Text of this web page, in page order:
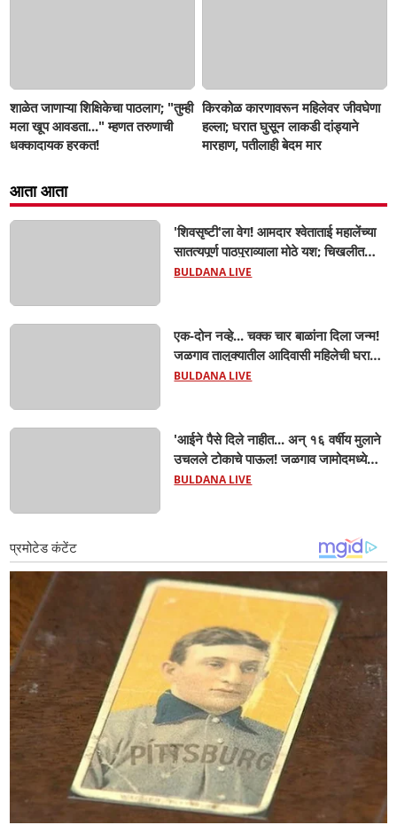
शाळेत जाणाऱ्या शिक्षिकेचा पाठलाग; "तुम्ही
मला खूप आवडता..." म्हणत तरुणाची
धक्कादायक हरकत!
किरकोळ कारणावरून महिलेवर जीवघेणा
हल्ला; घरात घुसून लाकडी दांड्याने
मारहाण, पतीलाही बेदम मार
आता आता
'शिवसृष्टी'ला वेग! आमदार श्वेताताई महालेंच्या
सातत्यपूर्ण पाठपुराव्याला मोठे यश; चिखलीत
साकारणार ६५ कोटींचा भव्य 'छत्रपती शिवाजी
BULDANA LIVE
एक-दोन नव्हे... चक्क चार बाळांना दिला जन्म!
जळगाव तालुक्यातील आदिवासी महिलेची घरातच
प्रसूती; आता झाली ७ लेकरांची माय ! वैद्यकीय
BULDANA LIVE
'आईने पैसे दिले नाहीत... अन् १६ वर्षीय मुलाने
उचलले टोकाचे पाऊल! जळगाव जामोदमध्ये
खळबळ'! मुलांमधली सहनशीलता संपली काय?
BULDANA LIVE